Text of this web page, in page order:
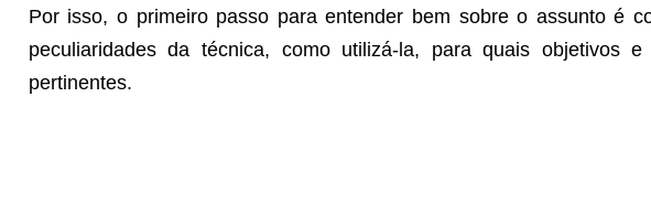
Por isso, o primeiro passo para entender bem sobre o assunto é
peculiaridades da técnica, como utilizá-la, para quais objetivos
pertinentes.